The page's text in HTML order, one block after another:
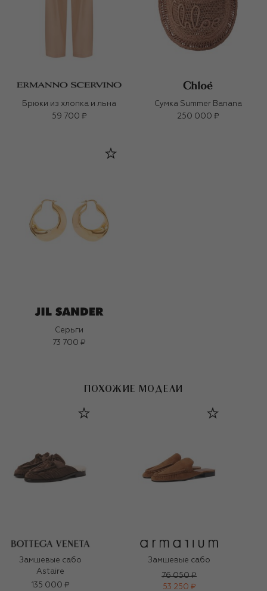
Брюки из хлопка и льна
59 700 ₽
Сумка Summer Banana
250 000 ₽
Серьги
73 700 ₽
ПОХОЖИЕ МОДЕЛИ
Замшевые сабо
Astaire
135 000 ₽
Замшевые сабо
76 050 ₽
53 250 ₽